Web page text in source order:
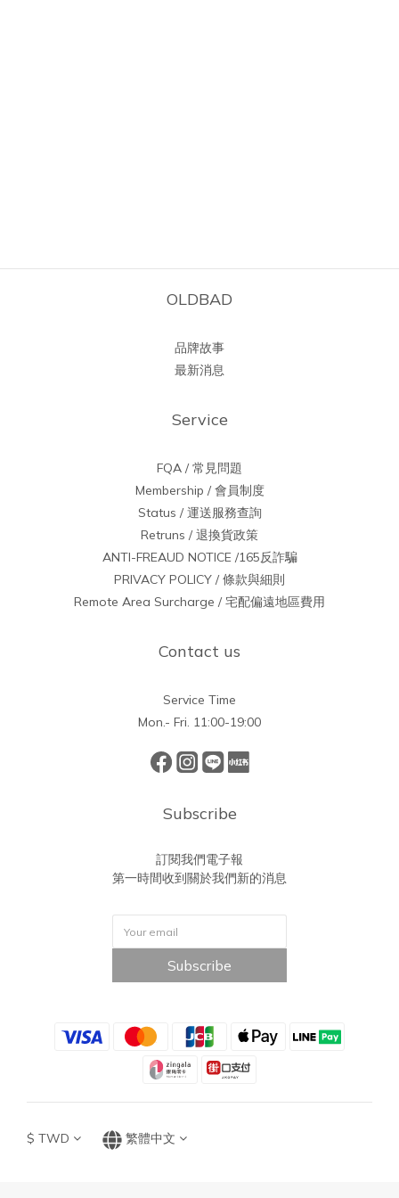
OLDBAD
品牌故事
最新消息
Service
FQA / 常見問題
Membership / 會員制度
Status / 運送服務查詢
Retruns / 退換貨政策
ANTI-FREAUD NOTICE /165反詐騙
PRIVACY POLICY / 條款與細則
Remote Area Surcharge / 宅配偏遠地區費用
Contact us
Service Time
Mon.- Fri. 11:00-19:00
Subscribe
訂閱我們電子報
第一時間收到關於我們新的消息
Subscribe
$ TWD 繁體中文